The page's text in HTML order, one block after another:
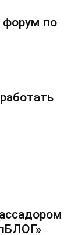
форум по